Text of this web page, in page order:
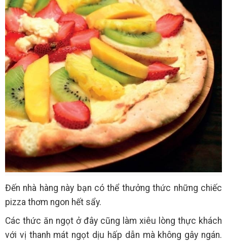
Đến nhà hàng này bạn có thể thưởng thức những chiếc
pizza thơm ngon hết sẩy.
Các thức ăn ngọt ở đây cũng làm xiêu lòng thực khách
với vị thanh mát ngọt dịu hấp dẫn mà không gây ngán.